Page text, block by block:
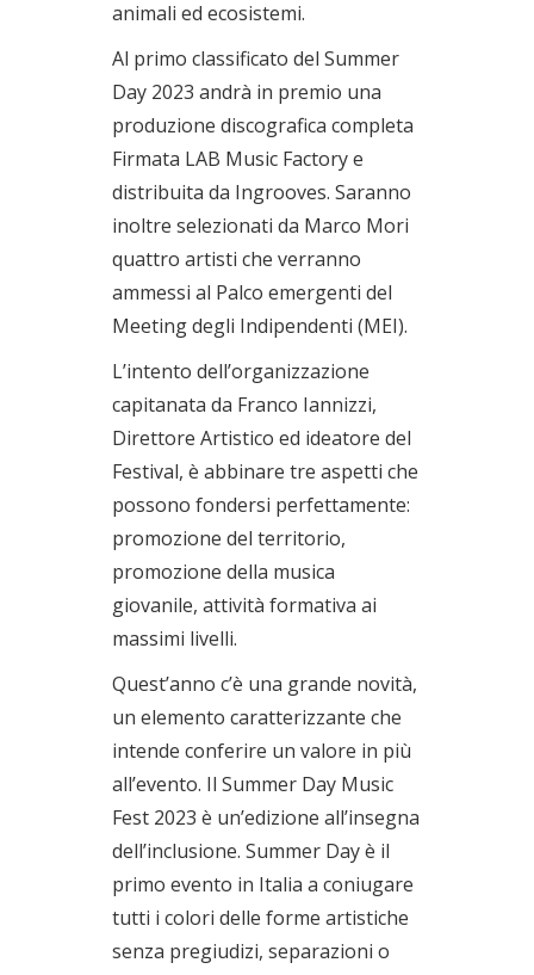
animali ed ecosistemi.
Al primo classificato del Summer
Day 2023 andrà in premio una
produzione discografica completa
Firmata LAB Music Factory e
distribuita da Ingrooves. Saranno
inoltre selezionati da Marco Mori
quattro artisti che verranno
ammessi al Palco emergenti del
Meeting degli Indipendenti (MEI).
L’intento dell’organizzazione
capitanata da Franco Iannizzi,
Direttore Artistico ed ideatore del
Festival, è abbinare tre aspetti che
possono fondersi perfettamente:
promozione del territorio,
promozione della musica
giovanile, attività formativa ai
massimi livelli.
Quest’anno c’è una grande novità,
un elemento caratterizzante che
intende conferire un valore in più
all’evento. Il Summer Day Music
Fest 2023 è un’edizione all’insegna
dell’inclusione. Summer Day è il
primo evento in Italia a coniugare
tutti i colori delle forme artistiche
senza pregiudizi, separazioni o